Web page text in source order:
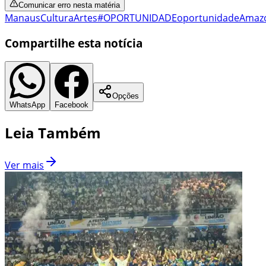
Comunicar erro nesta matéria
ManausCulturaArtes#OPORTUNIDADEoportunidade
Compartilhe esta notícia
WhatsApp Facebook
Opções
Leia Também
Ver mais